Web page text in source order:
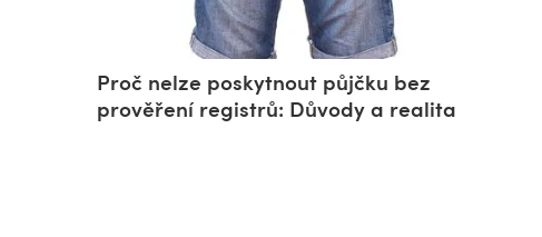
Proč nelze poskytnout půjčku bez
prověření registrů: Důvody a realita